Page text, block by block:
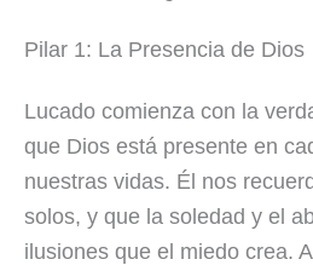
Pilar 1: La Presencia de Dios
Lucado comienza con la
que Dios está presente en
nuestras vidas. Él nos
solos, y que la soledad y el
ilusiones que el miedo crea.